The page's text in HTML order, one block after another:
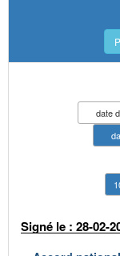
date
Signé le : 28-02-